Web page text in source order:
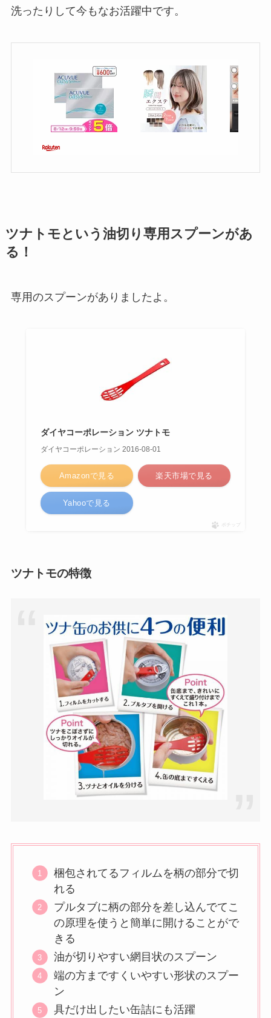
洗ったりして今もなお活躍中です。
ツナトモという油切り専用スプーンがあ
る！
専用のスプーンがありましたよ。
ダイヤコーポレーション ツナトモ
ダイヤコーポレーション 2016-08-01
Amazonで見る 楽天市場で見る
Yahooで見る
ポチップ
ツナトモの特徴
梱包されてるフィルムを柄の部分で切
れる
プルタブに柄の部分を差し込んでてこ
の原理を使うと簡単に開けることがで
きる
油が切りやすい網目状のスプーン
端の方まですくいやすい形状のスプー
ン
具だけ出したい缶詰にも活躍